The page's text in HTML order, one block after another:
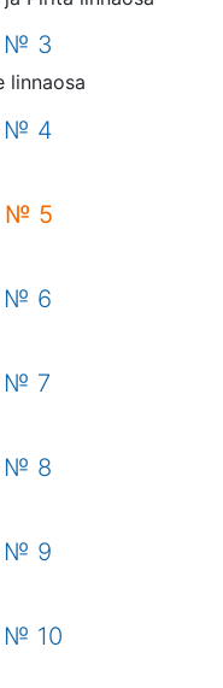
№ 3
linnaosa
№ 4
№ 5
№ 6
№ 7
№ 8
№ 9
№ 10